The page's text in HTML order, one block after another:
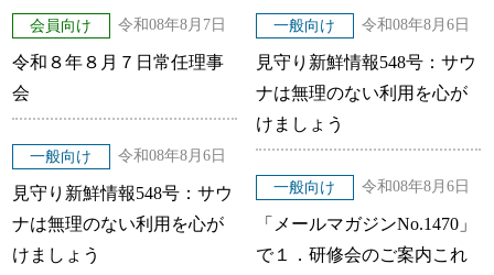
会員向け 令和08年8月7日
令和８年８月７日常任理事
会
一般向け 令和08年8月6日
見守り新鮮情報548号：サウ
ナは無理のない利用を心が
けましょう
一般向け 令和08年8月6日
見守り新鮮情報548号：サウ
ナは無理のない利用を心が
けましょう
一般向け 令和08年8月6日
「メールマガジンNo.1470」
で１．研修会のご案内これ